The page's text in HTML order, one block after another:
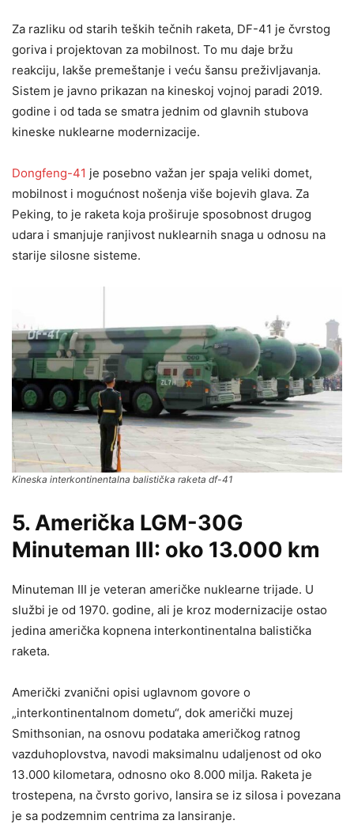
Za razliku od starih teških tečnih raketa, DF-41 je čvrstog
goriva i projektovan za mobilnost. To mu daje bržu
reakciju, lakše premeštanje i veću šansu preživljavanja.
Sistem je javno prikazan na kineskoj vojnoj paradi 2019.
godine i od tada se smatra jednim od glavnih stubova
kineske nuklearne modernizacije.
Dongfeng-41 je posebno važan jer spaja veliki domet,
mobilnost i mogućnost nošenja više bojevih glava. Za
Peking, to je raketa koja proširuje sposobnost drugog
udara i smanjuje ranjivost nuklearnih snaga u odnosu na
starije silosne sisteme.
Kineska interkontinentalna balistička raketa df-41
5. Američka LGM-30G
Minuteman III: oko 13.000 km
Minuteman III je veteran američke nuklearne trijade. U
službi je od 1970. godine, ali je kroz modernizacije ostao
jedina američka kopnena interkontinentalna balistička
raketa.
Američki zvanični opisi uglavnom govore o
„interkontinentalnom dometu“, dok američki muzej
Smithsonian, na osnovu podataka američkog ratnog
vazduhoplovstva, navodi maksimalnu udaljenost od oko
13.000 kilometara, odnosno oko 8.000 milja. Raketa je
trostepena, na čvrsto gorivo, lansira se iz silosa i povezana
je sa podzemnim centrima za lansiranje.